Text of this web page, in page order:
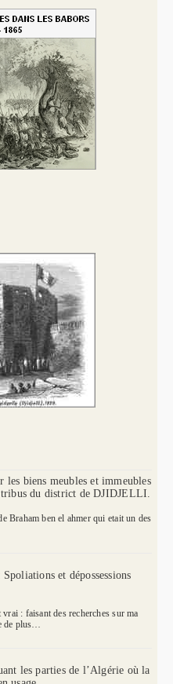
les biens meubles et immeubles
tribus du district de DJIDJELLI.
Braham ben el ahmer qui etait un des
et dépossessions
: faisant des recherches sur ma
de plus…
les parties de l’Algérie où la